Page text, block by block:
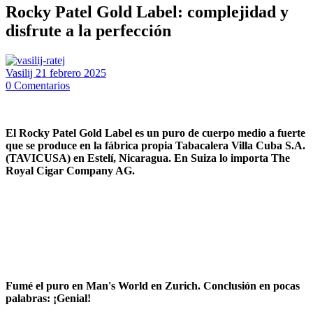
Rocky Patel Gold Label: complejidad y
disfrute a la perfección
Vasilij 21 febrero 2025
0 Comentarios
El Rocky Patel Gold Label es un puro de cuerpo medio a fuerte
que se produce en la fábrica propia Tabacalera Villa Cuba S.A.
(TAVICUSA) en Estelí, Nicaragua. En Suiza lo importa The
Royal Cigar Company AG.
Fumé el puro en Man's World en Zurich. Conclusión en pocas
palabras: ¡Genial!